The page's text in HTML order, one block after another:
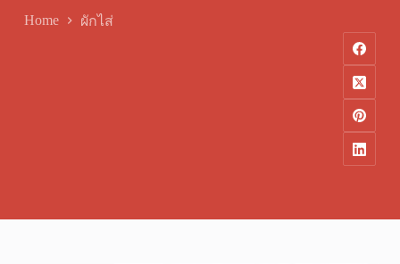
Home ผักไส่